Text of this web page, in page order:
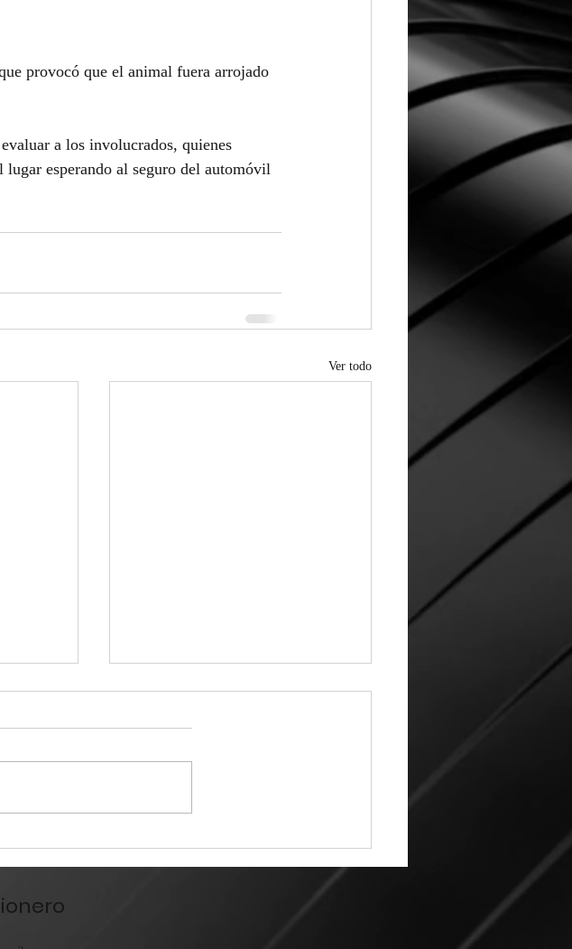
provocó que el animal fuera arrojado
a los involucrados, quienes
esperando al seguro del automóvil
Ver todo
Supervisa Tomás obra
clave en Camino Real del